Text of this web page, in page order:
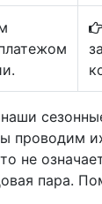
проводим
не
пара.